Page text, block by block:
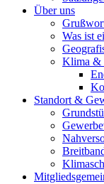
Über uns
Was ist
Klima &
Standort &